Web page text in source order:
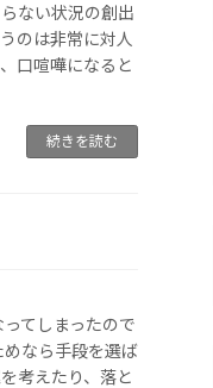
ない状況の創出
のは非常に対人
口喧嘩になると
続きを読む
てしまったので
なら手段を選ば
考えたり、落と